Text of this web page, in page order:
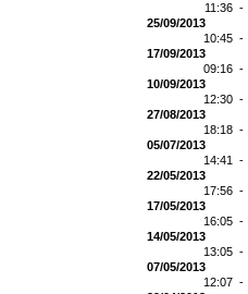
11:36 -
25/09/2013
10:45 -
17/09/2013
09:16 -
10/09/2013
12:30 -
27/08/2013
18:18 -
05/07/2013
14:41 -
22/05/2013
17:56 -
17/05/2013
16:05 -
14/05/2013
13:05 -
07/05/2013
12:07 -